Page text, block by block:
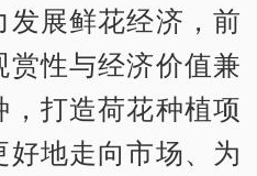
展鲜花经济，前
性与经济价值兼
打造荷花种植项
地走向市场、为